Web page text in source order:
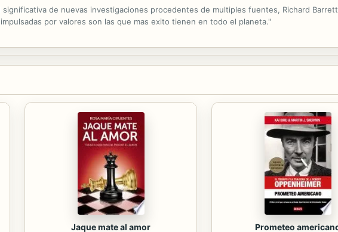
significativa de nuevas investigaciones procedentes de multiples fuentes, Richard
por valores son las que mas exito tienen en todo el planeta."
Jaque mate al amor Prometeo